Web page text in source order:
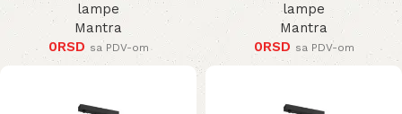
lampe
Mantra
0RSD sa PDV-om
lampe
Mantra
0RSD sa PDV-om